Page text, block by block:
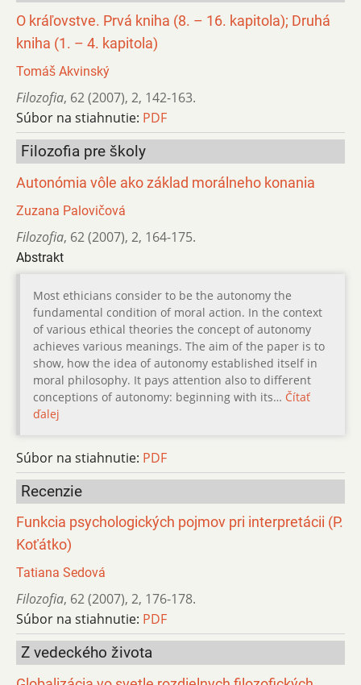
O kráľovstve. Prvá kniha (8. – 16. kapitola); Druhá
kniha (1. – 4. kapitola)
Tomáš Akvinský
Filozofia, 62 (2007), 2, 142-163.
Súbor na stiahnutie: PDF
Filozofia pre školy
Autonómia vôle ako základ morálneho konania
Zuzana Palovičová
Filozofia, 62 (2007), 2, 164-175.
Abstrakt
Most ethicians consider to be the autonomy the
fundamental condition of moral action. In the context
of various ethical theories the concept of autonomy
achieves various meanings. The aim of the paper is to
show, how the idea of autonomy established itself in
moral philosophy. It pays attention also to different
conceptions of autonomy: beginning with its… Čítať
ďalej
Súbor na stiahnutie: PDF
Recenzie
Funkcia psychologických pojmov pri interpretácii (P.
Koťátko)
Tatiana Sedová
Filozofia, 62 (2007), 2, 176-178.
Súbor na stiahnutie: PDF
Z vedeckého života